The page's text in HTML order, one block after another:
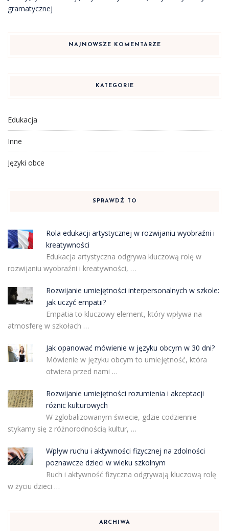
gramatycznej
NAJNOWSZE KOMENTARZE
KATEGORIE
Edukacja
Inne
Języki obce
SPRAWDŹ TO
Rola edukacji artystycznej w rozwijaniu wyobraźni i
kreatywności
Edukacja artystyczna odgrywa kluczową rolę w
rozwijaniu wyobraźni i kreatywności, …
Rozwijanie umiejętności interpersonalnych w szkole:
jak uczyć empatii?
Empatia to kluczowy element, który wpływa na
atmosferę w szkołach …
Jak opanować mówienie w języku obcym w 30 dni?
Mówienie w języku obcym to umiejętność, która
otwiera przed nami …
Rozwijanie umiejętności rozumienia i akceptacji
różnic kulturowych
W zglobalizowanym świecie, gdzie codziennie
stykamy się z różnorodnością kultur, …
Wpływ ruchu i aktywności fizycznej na zdolności
poznawcze dzieci w wieku szkolnym
Ruch i aktywność fizyczna odgrywają kluczową rolę
w życiu dzieci …
ARCHIWA